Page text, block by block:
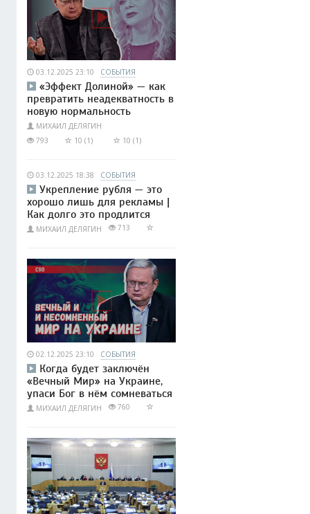
03.12.2025 23:10 СОБЫТИЯ
«Эффект Долиной» — как
превратить неадекватность в
новую нормальность
МИХАИЛ ДЕЛЯГИН
793
10 (1) 10 (1)
03.12.2025 18:38 СОБЫТИЯ
Укрепление рубля — это
хорошо лишь для рекламы |
Как долго это продлится
МИХАИЛ ДЕЛЯГИН 713
02.12.2025 23:10 СОБЫТИЯ
Когда будет заключён
«Вечный Мир» на Украине,
упаси Бог в нём сомневаться
МИХАИЛ ДЕЛЯГИН 760